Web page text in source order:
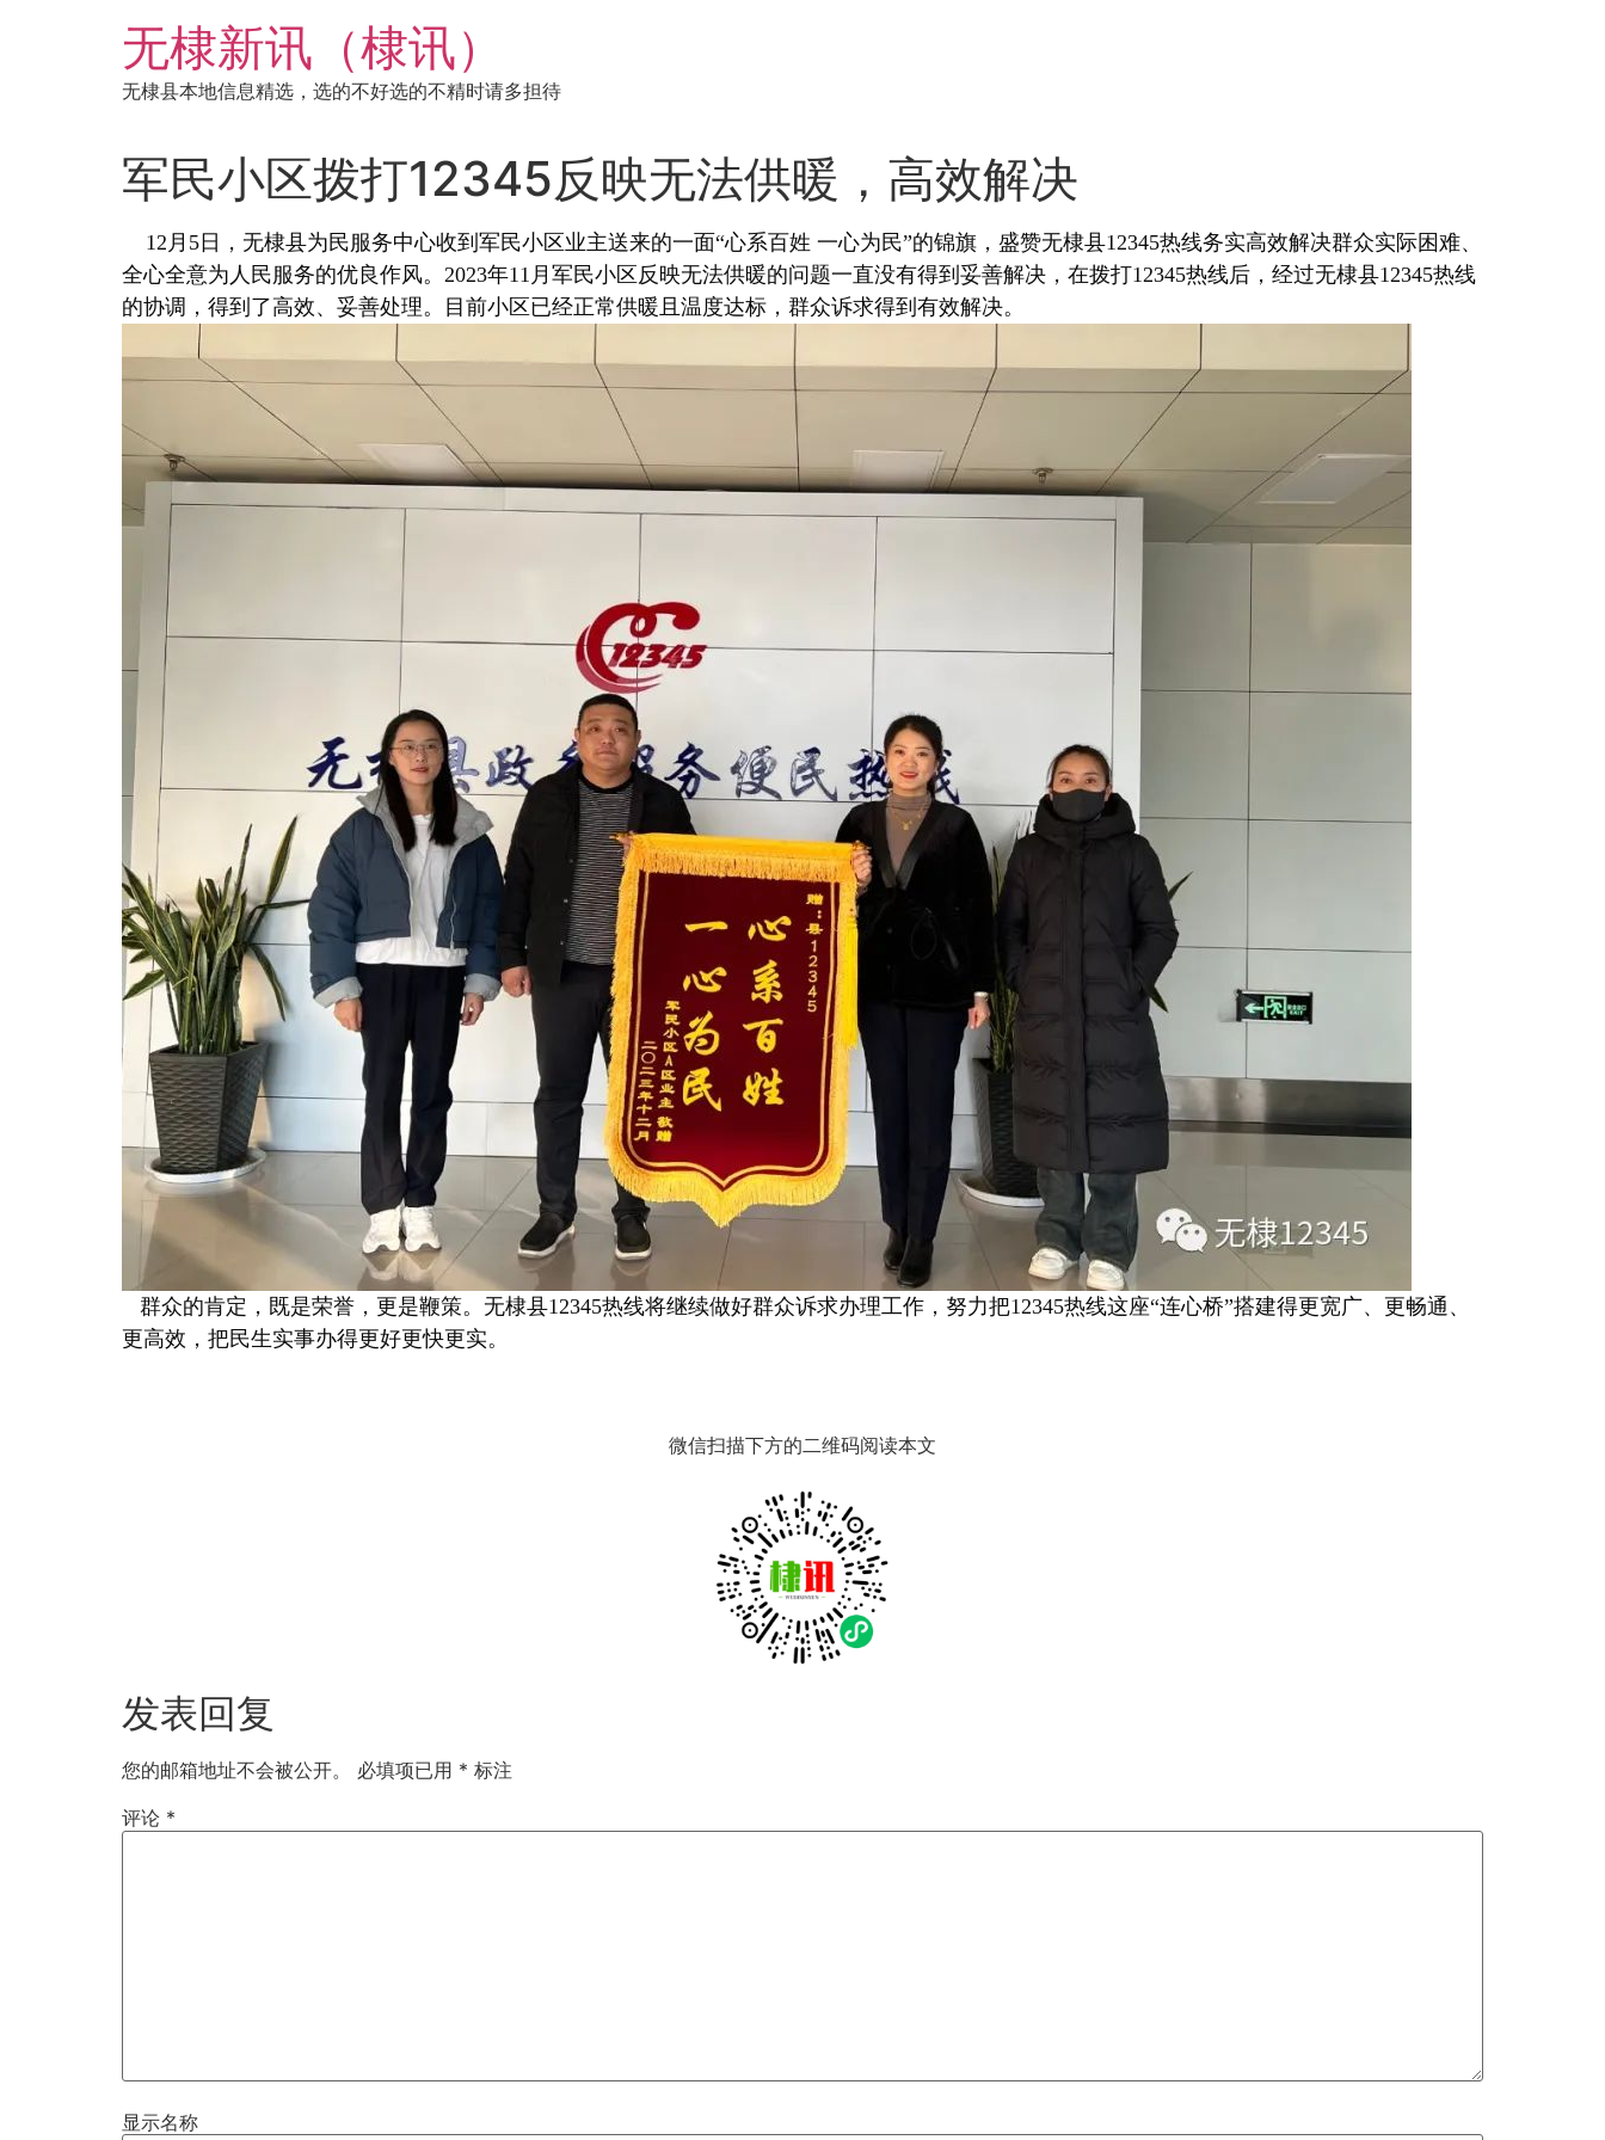
无棣新讯（棣讯）
无棣县本地信息精选，选的不好选的不精时请多担待
军民小区拨打12345反映无法供暖，高效解决
12月5日，无棣县为民服务中心收到军民小区业主送来的一面“心系百姓 一心为民”的锦旗，盛赞无棣县12345热线务实高效解决群众实际困难、
全心全意为人民服务的优良作风。2023年11月军民小区反映无法供暖的问题一直没有得到妥善解决，在拨打12345热线后，经过无棣县12345热线
的协调，得到了高效、妥善处理。目前小区已经正常供暖且温度达标，群众诉求得到有效解决。
群众的肯定，既是荣誉，更是鞭策。无棣县12345热线将继续做好群众诉求办理工作，努力把12345热线这座“连心桥”搭建得更宽广、更畅通、
更高效，把民生实事办得更好更快更实。
微信扫描下方的二维码阅读本文
发表回复
您的邮箱地址不会被公开。 必填项已用 * 标注
评论 *
显示名称